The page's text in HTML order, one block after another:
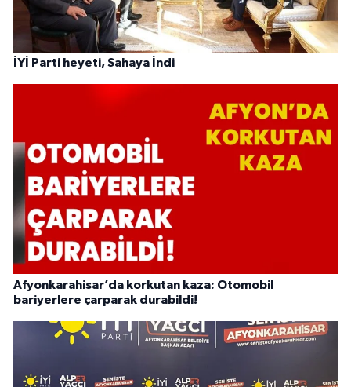
İYİ Parti heyeti, Sahaya İndi
Afyonkarahisar’da korkutan kaza: Otomobil
bariyerlere çarparak durabildi!